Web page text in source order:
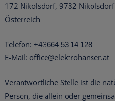
172 Nikolsdorf, 9782 Nikolsdorf
Österreich
Telefon: +43664 53 14 128
E-Mail: office@elektrohanser.at
Verantwortliche Stelle ist die
Person, die allein oder